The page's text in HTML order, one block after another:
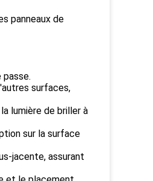
panneaux de
surfaces,
lumière de briller à
sur la surface
jacente, assurant